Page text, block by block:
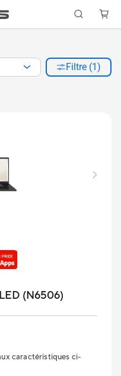
Filtre (1)
(N6506)
caractéristiques ci-